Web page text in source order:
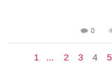
0
1 ... 2 3 4 5